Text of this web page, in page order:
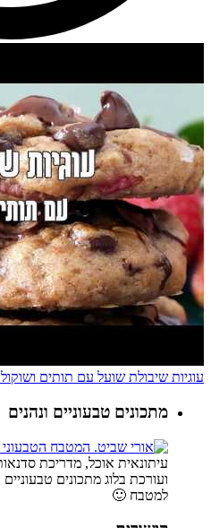
עוגיות שיבולת שועל עם תותים
מתכונים טבעוניים ונהנים
עיתונאית אוכל, מדריכת
ועורכת בלוג מתכונים
למטבח 🙂